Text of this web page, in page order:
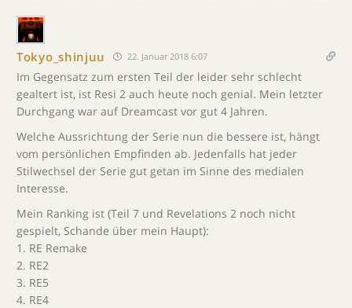
Tokyo_shinjuu 22. Januar 2018 6:07
Im Gegensatz zum ersten Teil der leider sehr schlecht
gealtert ist, ist Resi 2 auch heute noch genial. Mein letzter
Durchgang war auf Dreamcast vor gut 4 Jahren.
Welche Aussrichtung der Serie nun die bessere ist, hängt
vom persönlichen Empfinden ab. Jedenfalls hat jeder
Stilwechsel der Serie gut getan im Sinne des medialen
Interesse.
Mein Ranking ist (Teil 7 und Revelations 2 noch nicht
gespielt, Schande über mein Haupt):
1. RE Remake
2. RE2
3. RE5
4. RE4